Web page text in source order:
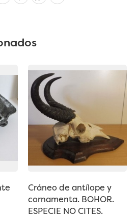
Cráneo de antílope y
cornamenta. BOHOR.
ESPECIE NO CITES.